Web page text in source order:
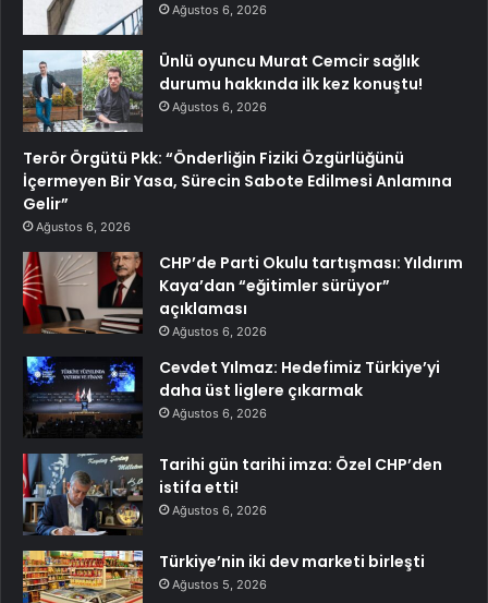
Ağustos 6, 2026
Ünlü oyuncu Murat Cemcir sağlık
durumu hakkında ilk kez konuştu!
Ağustos 6, 2026
Terör Örgütü Pkk: “Önderliğin Fiziki Özgürlüğünü
İçermeyen Bir Yasa, Sürecin Sabote Edilmesi Anlamına
Gelir”
Ağustos 6, 2026
CHP’de Parti Okulu tartışması: Yıldırım
Kaya’dan “eğitimler sürüyor”
açıklaması
Ağustos 6, 2026
Cevdet Yılmaz: Hedefimiz Türkiye’yi
daha üst liglere çıkarmak
Ağustos 6, 2026
Tarihi gün tarihi imza: Özel CHP’den
istifa etti!
Ağustos 6, 2026
Türkiye’nin iki dev marketi birleşti
Ağustos 5, 2026